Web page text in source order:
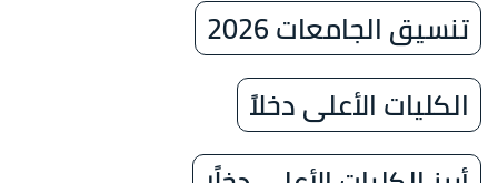
تنسيق الجامعات 2026
الكليات الأعلى دخلاً